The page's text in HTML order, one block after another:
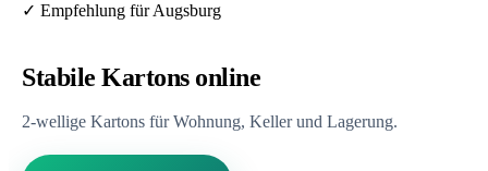
✓ Empfehlung für Augsburg
Stabile Kartons online
2-wellige Kartons für Wohnung, Keller und Lagerung.